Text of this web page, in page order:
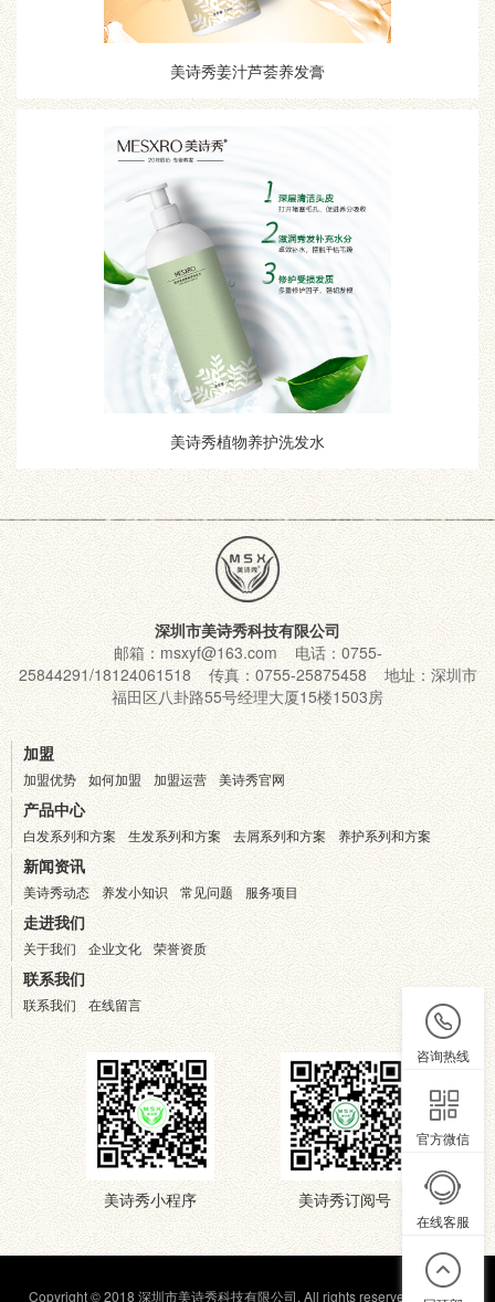
美诗秀姜汁芦荟养发膏
美诗秀植物养护洗发水
深圳市美诗秀科技有限公司
邮箱：msxyf@163.com 电话：0755-
25844291/18124061518 传真：0755-25875458 地址：深圳市
福田区八卦路55号经理大厦15楼1503房
加盟
加盟优势 如何加盟 加盟运营 美诗秀官网
产品中心
白发系列和方案 生发系列和方案 去屑系列和方案 养护系列和方案
新闻资讯
美诗秀动态 养发小知识 常见问题 服务项目
走进我们
关于我们 企业文化 荣誉资质
联系我们
联系我们 在线留言
美诗秀小程序 美诗秀订阅号
Copyright © 2018 深圳市美诗秀科技有限公司. All rights reserved. 粤ICP备
咨询热线
官方微信
在线客服